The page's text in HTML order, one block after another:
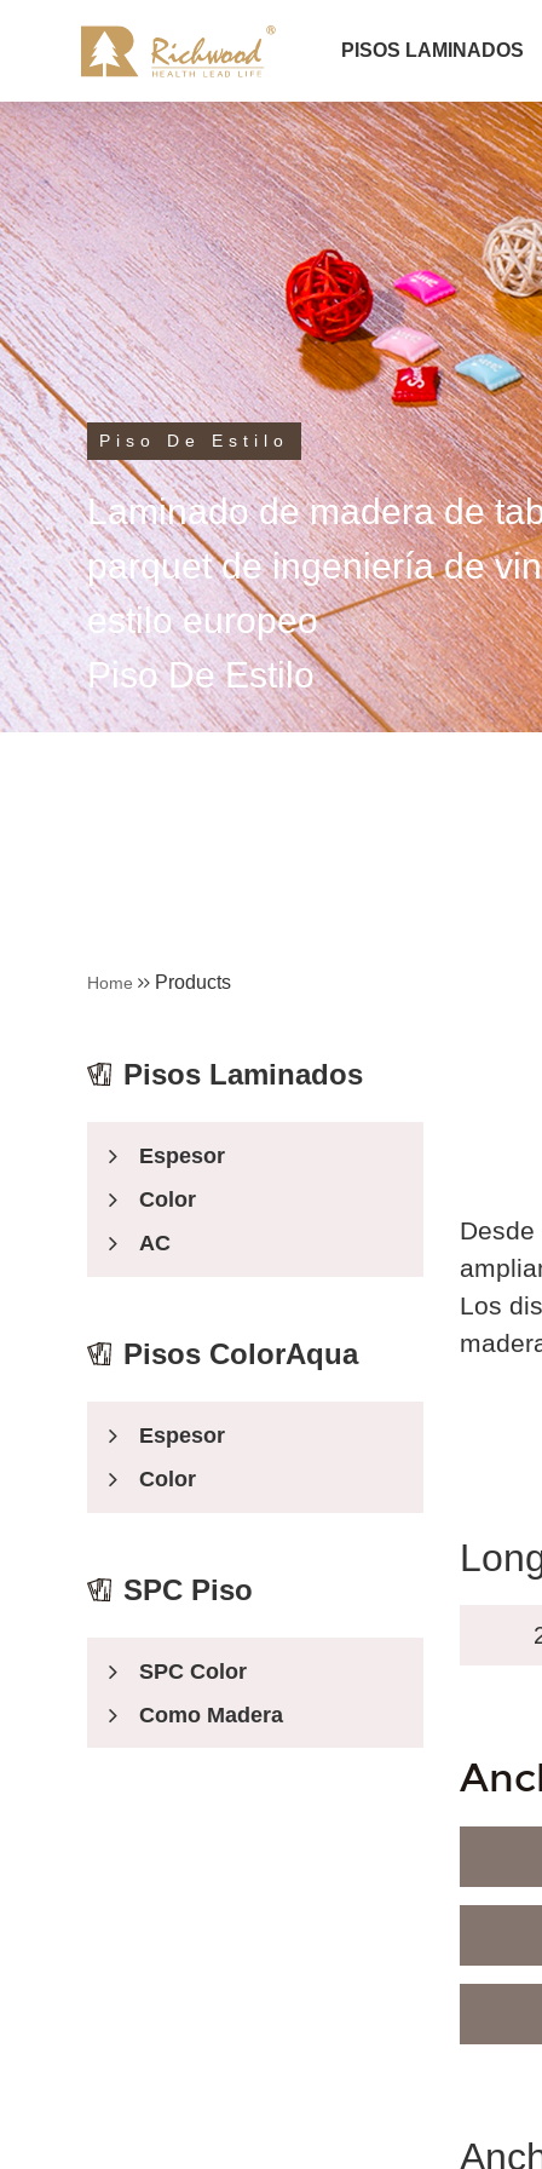
PISOS LAMINADOS
Piso De Estilo
Laminado de madera de
parquet de ingeniería de
estilo europeo
Piso De Estilo
Home Products
Pisos Laminados
Espesor
Color
AC
Pisos ColorAqua
Espesor
Color
SPC Piso
SPC Color
Como Madera
Los